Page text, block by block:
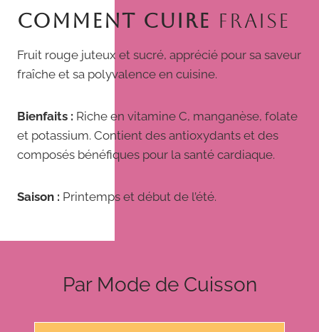
COMMENT CUIRE FRAISE
Fruit rouge juteux et sucré, apprécié pour sa saveur
fraîche et sa polyvalence en cuisine.
Bienfaits : Riche en vitamine C, manganèse, folate
et potassium. Contient des antioxydants et des
composés bénéfiques pour la santé cardiaque.
Saison : Printemps et début de l’été.
Par Mode de Cuisson